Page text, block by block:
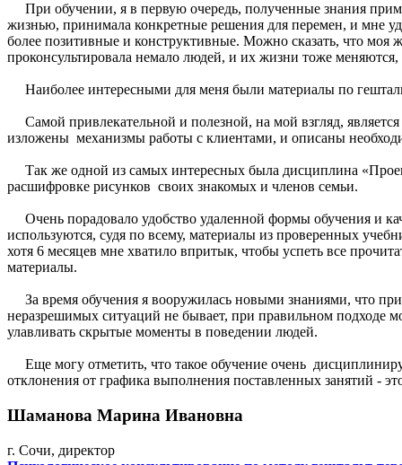
При обучении, я в первую очередь, полученные знания
жизнью, принимала конкретные решения для перемен, и мне
более позитивные и конструктивные. Можно сказать, что
проконсультировала немало людей, и их жизни тоже меняются,
Наиболее интересными для меня были материалы по
Самой привлекательной и полезной, на мой взгляд,
изложены механизмы работы с клиентами, и описаны
Так же одной из самых интересных была дисциплина
расшифровке рисунков своих знакомых и членов семьи.
Очень порадовало удобство удаленной формы обучения и
используются, судя по всему, материалы из проверенных
хотя 6 месяцев мне хватило впритык, чтобы успеть все
материалы.
За время обучения я вооружилась новыми знаниями, что
неразрешимых ситуаций не бывает, при правильном подходе
улавливать скрытые моменты в поведении людей.
Еще могу отметить, что такое обучение очень
отклонения от графика выполнения поставленных занятий -
Шаманова Марина Ивановна
г. Сочи, директор